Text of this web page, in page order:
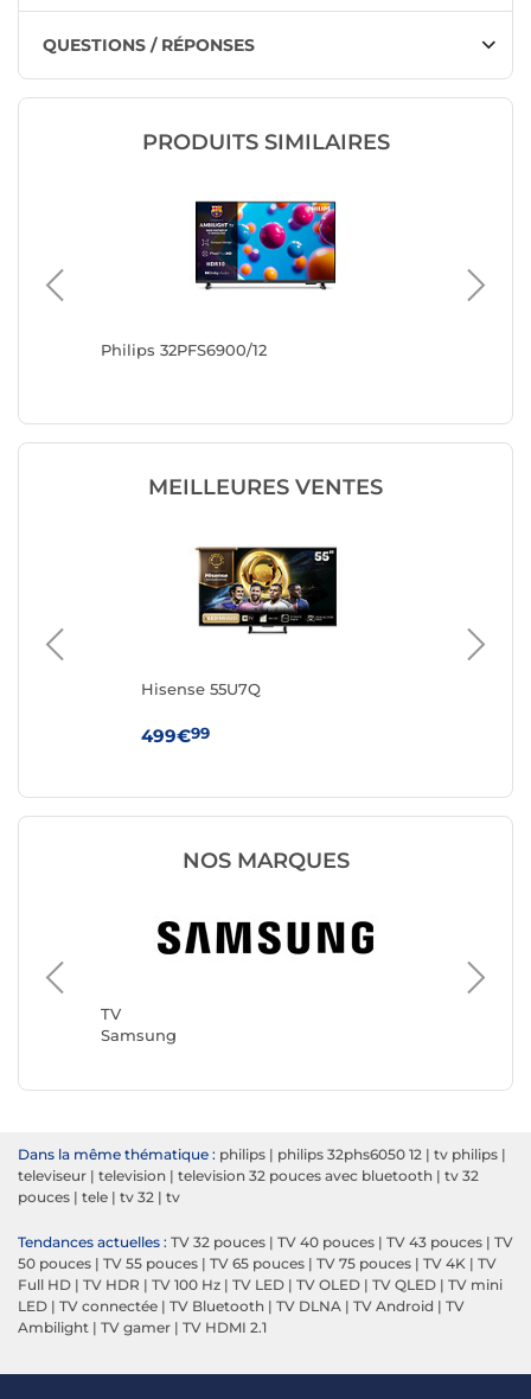
QUESTIONS / RÉPONSES
PRODUITS SIMILAIRES
Philips 32PFS6900/12
MEILLEURES VENTES
Hisense 55U7Q
499€99
NOS MARQUES
TV
Samsung
TV
TCL
Dans la même thématique : philips | philips 32phs6050 12 | tv philips |
televiseur | television | television 32 pouces avec bluetooth | tv 32
pouces | tele | tv 32 | tv
Tendances actuelles : TV 32 pouces | TV 40 pouces | TV 43 pouces | TV
50 pouces | TV 55 pouces | TV 65 pouces | TV 75 pouces | TV 4K | TV
Full HD | TV HDR | TV 100 Hz | TV LED | TV OLED | TV QLED | TV mini
LED | TV connectée | TV Bluetooth | TV DLNA | TV Android | TV
Ambilight | TV gamer | TV HDMI 2.1